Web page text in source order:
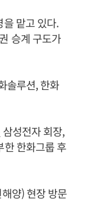
맡고 있다.
승계 구도가
솔루션, 한화
삼성전자 회장,
한 한화그룹 후
양) 현장 방문